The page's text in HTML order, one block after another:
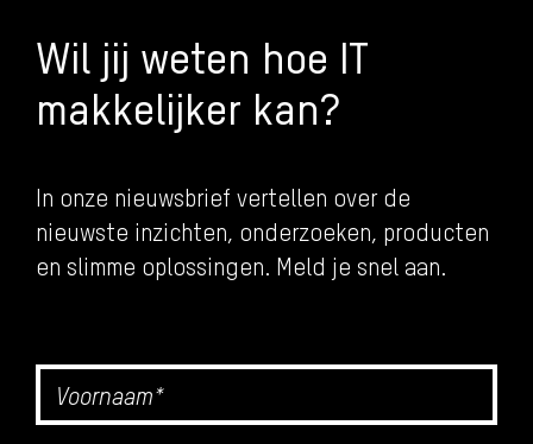
Wil jij weten hoe IT
makkelijker kan?
In onze nieuwsbrief vertellen over de
nieuwste inzichten, onderzoeken, producten
en slimme oplossingen. Meld je snel aan.